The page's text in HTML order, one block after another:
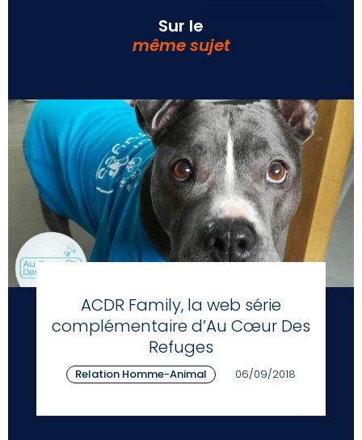
Sur le
même sujet
ACDR Family, la web série
complémentaire d’Au Cœur Des
Refuges
Relation Homme-Animal 06/09/2018